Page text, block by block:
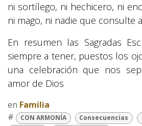
ni sortílego, ni hechicero, ni
ni mago, ni nadie que consulte
En resumen las Sagradas
siempre a tener, puestos los
una celebración que nos
amor de Dios
en Familia
#
CON ARMONÍA Consecuencias